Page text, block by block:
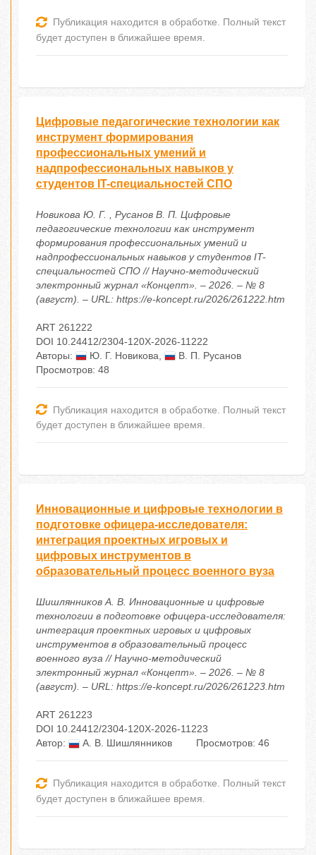
Публикация находится в обработке. Полный текст
будет доступен в ближайшее время.
Цифровые педагогические технологии как
инструмент формирования
профессиональных умений и
надпрофессиональных навыков у
студентов IT-специальностей СПО
Новикова Ю. Г. , Русанов В. П. Цифровые
педагогические технологии как инструмент
формирования профессиональных умений и
надпрофессиональных навыков у студентов IT-
специальностей СПО // Научно-методический
электронный журнал «Концепт». – 2026. – № 8
(август). – URL: https://e-koncept.ru/2026/261222.htm
ART 261222
DOI 10.24412/2304-120X-2026-11222
Авторы:
Ю. Г. Новикова
В. П. Русанов
Просмотров: 48
Публикация находится в обработке. Полный текст
будет доступен в ближайшее время.
Инновационные и цифровые технологии в
подготовке офицера-исследователя:
интеграция проектных игровых и
цифровых инструментов в
образовательный процесс военного вуза
Шишлянников А. В. Инновационные и цифровые
технологии в подготовке офицера-исследователя:
интеграция проектных игровых и цифровых
инструментов в образовательный процесс
военного вуза // Научно-методический
электронный журнал «Концепт». – 2026. – № 8
(август). – URL: https://e-koncept.ru/2026/261223.htm
ART 261223
DOI 10.24412/2304-120X-2026-11223
Автор:
А. В. Шишлянников Просмотров: 46
Публикация находится в обработке. Полный текст
будет доступен в ближайшее время.